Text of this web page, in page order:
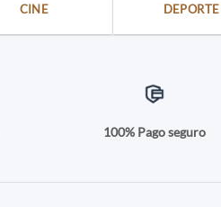
CINE DEPORTE
100% Pago seguro